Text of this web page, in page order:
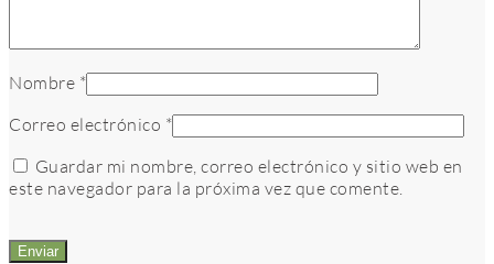
Nombre *
Correo electrónico *
Guardar mi nombre, correo electrónico y sitio web en
este navegador para la próxima vez que comente.